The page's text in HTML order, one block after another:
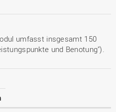
umfasst insgesamt 150
und Benotung").